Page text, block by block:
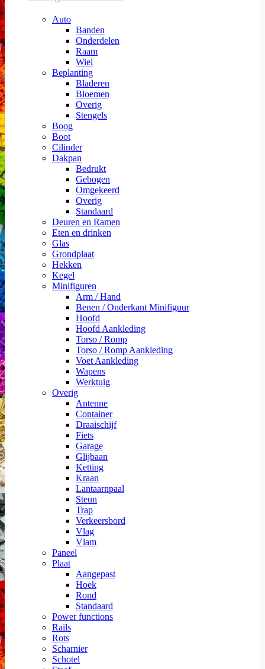
Auto
Banden
Onderdelen
Raam
Wiel
Beplanting
Bladeren
Bloemen
Overig
Stengels
Boog
Boot
Cilinder
Dakpan
Bedrukt
Gebogen
Omgekeerd
Overig
Standaard
Deuren en Ramen
Eten en drinken
Glas
Grondplaat
Hekken
Kegel
Minifiguren
Arm / Hand
Benen / Onderkant Minifiguur
Hoofd
Hoofd Aankleding
Torso / Romp
Torso / Romp Aankleding
Voet Aankleding
Wapens
Werktuig
Overig
Antenne
Container
Draaischijf
Fiets
Garage
Glijbaan
Ketting
Kraan
Lantaarnpaal
Steun
Trap
Verkeersbord
Vlag
Vlam
Paneel
Plaat
Aangepast
Hoek
Rond
Standaard
Power functions
Rails
Rots
Scharnier
Schotel